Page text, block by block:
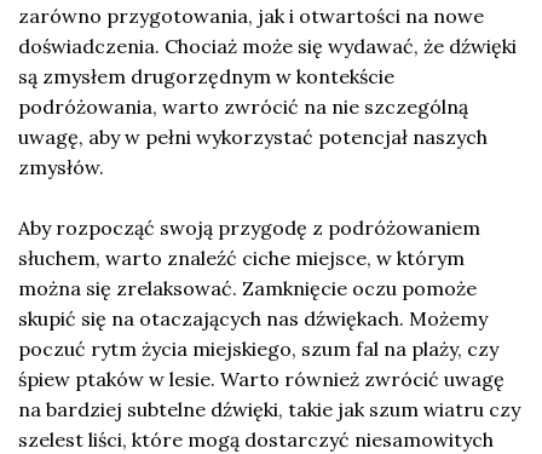
zarówno przygotowania, jak i otwartości na nowe
doświadczenia. Chociaż może się wydawać, że dźwięki
są zmysłem drugorzędnym w kontekście
podróżowania, warto zwrócić na nie szczególną
uwagę, aby w pełni wykorzystać potencjał naszych
zmysłów.
Aby rozpocząć swoją przygodę z podróżowaniem
słuchem, warto znaleźć ciche miejsce, w którym
można się zrelaksować. Zamknięcie oczu pomoże
skupić się na otaczających nas dźwiękach. Możemy
poczuć rytm życia miejskiego, szum fal na plaży, czy
śpiew ptaków w lesie. Warto również zwrócić uwagę
na bardziej subtelne dźwięki, takie jak szum wiatru czy
szelest liści, które mogą dostarczyć niesamowitych